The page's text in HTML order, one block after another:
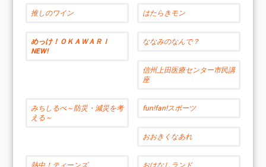
推しのワイン はたらきモン
めっけ！ＯＫＡＷＡＲＩ
NEW!
ななみのなんで？
信州上田医療センター市民講
座
みちしるべ～防災・減災を考
える～
fun!fan!スポーツ
おおきくなあれ
熱中！ティーンズ おはなしランド